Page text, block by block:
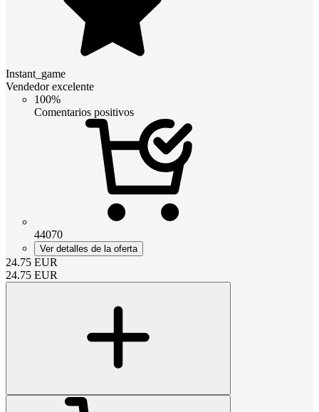
Instant_game
Vendedor excelente
100%
Comentarios positivos
44070
Ver detalles de la oferta
24.75 EUR
24.75 EUR